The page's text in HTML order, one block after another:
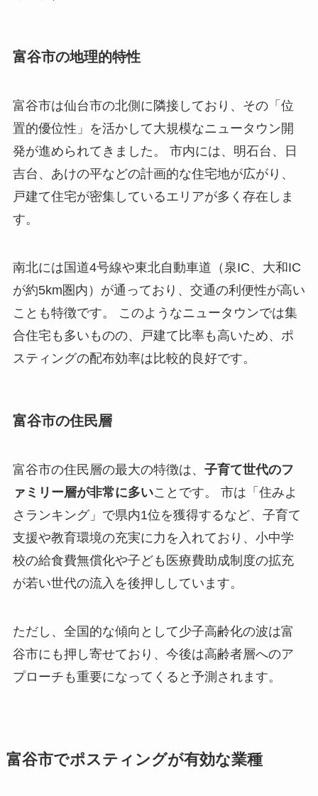
富谷市の地理的特性
富谷市は仙台市の北側に隣接しており、その「位
置的優位性」を活かして大規模なニュータウン開
発が進められてきました。 市内には、明石台、日
吉台、あけの平などの計画的な住宅地が広がり、
戸建て住宅が密集しているエリアが多く存在しま
す。
南北には国道4号線や東北自動車道（泉IC、大和IC
が約5km圏内）が通っており、交通の利便性が高い
ことも特徴です。 このようなニュータウンでは集
合住宅も多いものの、戸建て比率も高いため、ポ
スティングの配布効率は比較的良好です。
富谷市の住民層
富谷市の住民層の最大の特徴は、 子育て世代のフ
ァミリー層が非常に多いことです。 市は「住みよ
さランキング」で県内1位を獲得するなど、子育て
支援や教育環境の充実に力を入れており、小中学
校の給食費無償化や子ども医療費助成制度の拡充
が若い世代の流入を後押ししています。
ただし、全国的な傾向として少子高齢化の波は富
谷市にも押し寄せており、今後は高齢者層へのア
プローチも重要になってくると予測されます。
富谷市でポスティングが有効な業種